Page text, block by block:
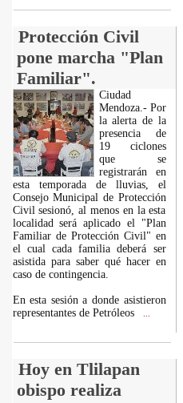
Protección Civil
pone marcha "Plan
Familiar".
Ciudad
Mendoza.- Por
la alerta de la
presencia de
19 ciclones
que se
registrarán en
esta temporada de lluvias, el
Consejo Municipal de Protección
Civil sesionó, al menos en la esta
localidad será aplicado el "Plan
Familiar de Protección Civil" en
el cual cada familia deberá ser
asistida para saber qué hacer en
caso de contingencia.
En esta sesión a donde asistieron
representantes de Petróleos
Hoy en Tlilapan
obispo realiza